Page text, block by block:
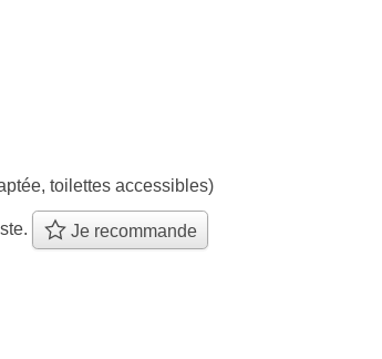
toilettes accessibles)
Je recommande